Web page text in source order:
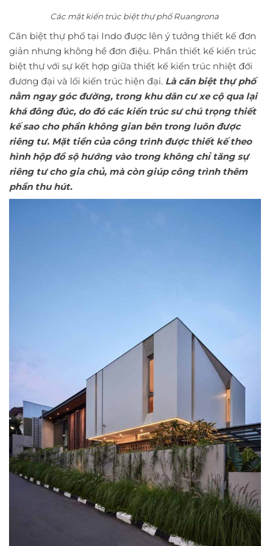
Các mặt kiến trúc biệt thự phố Ruangrona
Căn biệt thự phố tại Indo được lên ý tưởng thiết kế đơn
giản nhưng không hề đơn điệu. Phần thiết kế kiến trúc
biệt thự với sự kết hợp giữa thiết kế kiến trúc nhiệt đới
đương đại và lối kiến trúc hiện đại. Là căn biệt thự phố
nằm ngay góc đường, trong khu dân cư xe cộ qua lại
khá đông đúc, do đó các kiến trúc sư chú trọng thiết
kế sao cho phần không gian bên trong luôn được
riêng tư. Mặt tiền của công trình được thiết kế theo
hình hộp đồ sộ hướng vào trong không chỉ tăng sự
riêng tư cho gia chủ, mà còn giúp công trình thêm
phần thu hút.